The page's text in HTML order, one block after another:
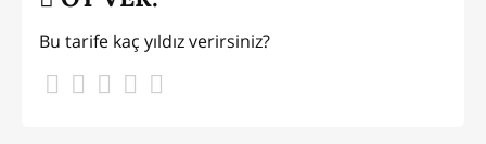
Bu tarife kaç yıldız verirsiniz?